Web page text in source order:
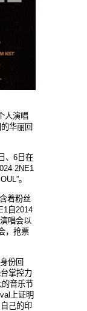
人演唱
华丽回
、6日在
2NE1
。
着粉丝
自2014
唱会以
，抢票
份回
掌控力
音乐节
上证明
己的印